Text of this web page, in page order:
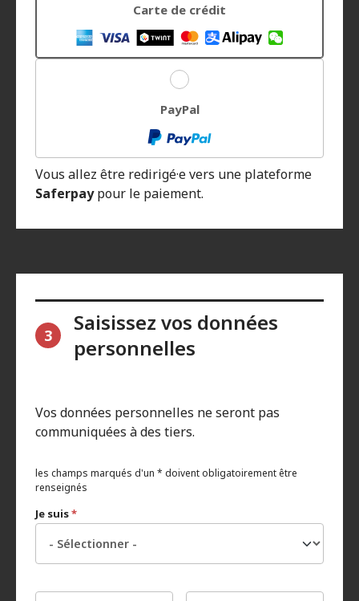
Carte de crédit
PayPal
Vous allez être redirigé·e vers une plateforme
Saferpaypour le paiement.
3
Saisissez vos données
personnelles
Vos données personnelles ne seront pas
communiquées à des tiers.
les champs marqués d'un * doivent obligatoirement être
renseignés
Je suis*